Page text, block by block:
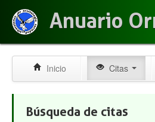
Anuario
Inicio Citas
Búsqueda de citas